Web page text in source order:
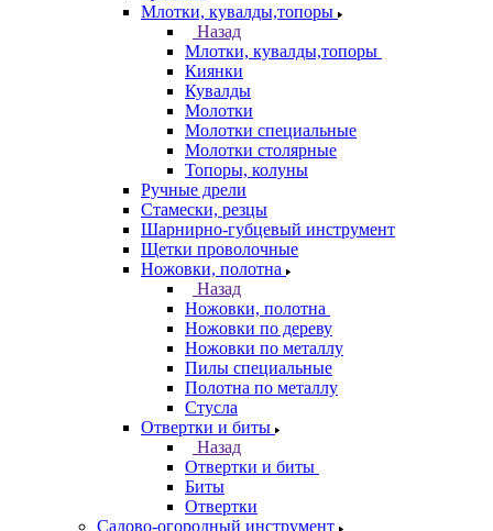
Млотки, кувалды,топоры
Назад
Млотки, кувалды,топоры
Киянки
Кувалды
Молотки
Молотки специальные
Молотки столярные
Топоры, колуны
Ручные дрели
Стамески, резцы
Шарнирно-губцевый инструмент
Щетки проволочные
Ножовки, полотна
Назад
Ножовки, полотна
Ножовки по дереву
Ножовки по металлу
Пилы специальные
Полотна по металлу
Стусла
Отвертки и биты
Назад
Отвертки и биты
Биты
Отвертки
Садово-огородный инструмент